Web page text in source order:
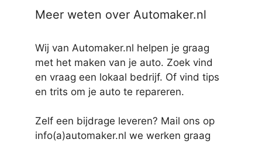
Meer weten over Automaker.nl
Wij van Automaker.nl helpen je graag
met het maken van je auto. Zoek vind
en vraag een lokaal bedrijf. Of vind tips
en trits om je auto te repareren.
Zelf een bijdrage leveren? Mail ons op
info(a)automaker.nl we werken graag